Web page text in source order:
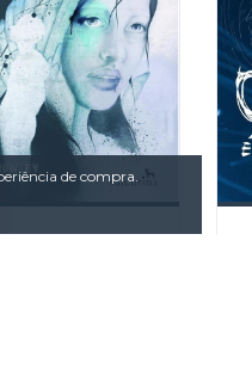
de compra.